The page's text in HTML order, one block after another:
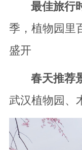
最佳旅行
季，植物园里
盛开
春天推荐
武汉植物园、